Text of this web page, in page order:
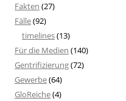
Fakten (27)
Fälle(92)
timelines(13)
Für die Medien (140)
Gentrifizierung(72)
Gewerbe(64)
GloReiche(4)